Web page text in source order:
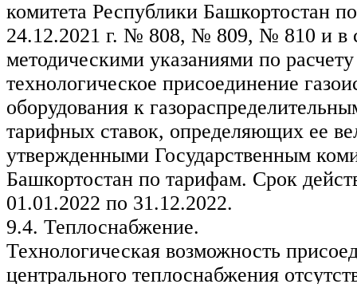
комитета Республики Башкортостан
24.12.2021 г. № 808, № 809, № 810 и в
методическими указаниями по
технологическое присоединение
оборудования к
тарифных ставок, определяющих ее
утвержденными Государственным
Башкортостан по тарифам. Срок
01.01.2022 по 31.12.2022.
9.4. Теплоснабжение.
Технологическая возможность
центрального теплоснабжения